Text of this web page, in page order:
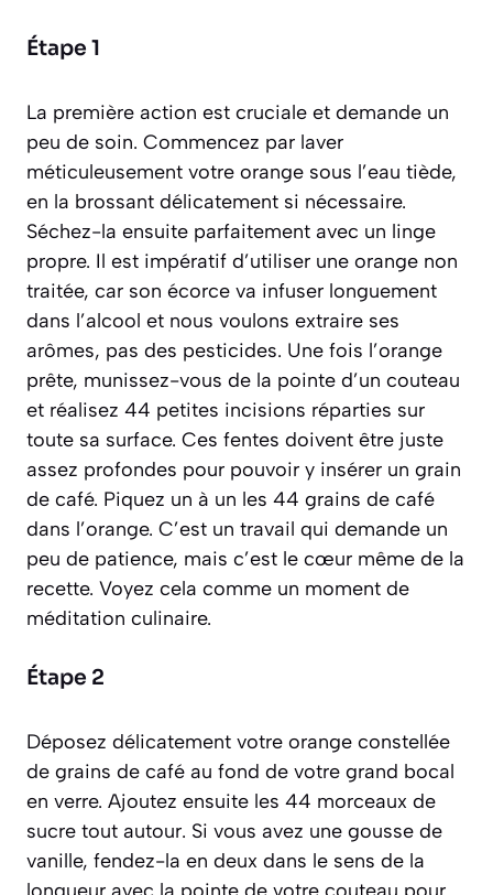
Étape 1
La première action est cruciale et demande un
peu de soin. Commencez par laver
méticuleusement votre orange sous l’eau tiède,
en la brossant délicatement si nécessaire.
Séchez-la ensuite parfaitement avec un linge
propre. Il est impératif d’utiliser une orange non
traitée, car son écorce va infuser longuement
dans l’alcool et nous voulons extraire ses
arômes, pas des pesticides. Une fois l’orange
prête, munissez-vous de la pointe d’un couteau
et réalisez 44 petites incisions réparties sur
toute sa surface. Ces fentes doivent être juste
assez profondes pour pouvoir y insérer un grain
de café. Piquez un à un les 44 grains de café
dans l’orange. C’est un travail qui demande un
peu de patience, mais c’est le cœur même de la
recette. Voyez cela comme un moment de
méditation culinaire.
Étape 2
Déposez délicatement votre orange constellée
de grains de café au fond de votre grand bocal
en verre. Ajoutez ensuite les 44 morceaux de
sucre tout autour. Si vous avez une gousse de
vanille, fendez-la en deux dans le sens de la